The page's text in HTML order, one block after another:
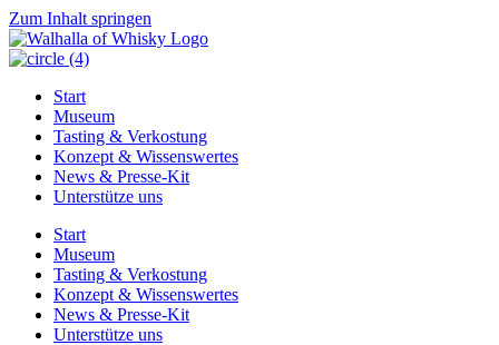
Zum Inhalt springen
Start
Museum
Tasting & Verkostung
Konzept & Wissenswertes
News & Presse-Kit
Unterstütze uns
Start
Museum
Tasting & Verkostung
Konzept & Wissenswertes
News & Presse-Kit
Unterstütze uns